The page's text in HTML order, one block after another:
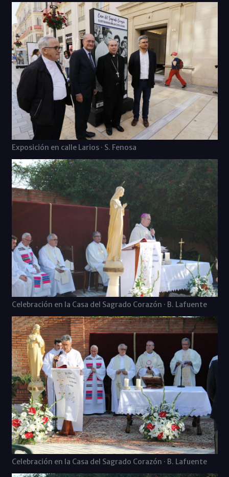
Exposición en calle Larios · S. Fenosa
Celebración en la Casa del Sagrado Corazón · B. Lafuente
Celebración en la Casa del Sagrado Corazón · B. Lafuente